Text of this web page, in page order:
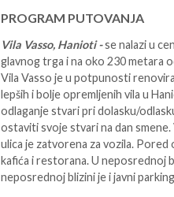
PROGRAM PUTOVANJA
Vila Vasso, Hanioti -se nalazi u
glavnog trga i na oko 230 metara
Vila Vasso je u potpunosti
lepših i bolje opremljenih vila u
odlaganje stvari pri dolasku/
ostaviti svoje stvari na dan
ulica je zatvorena za vozila.
kafića i restorana. U neposrednoj
neposrednoj blizini je i javni